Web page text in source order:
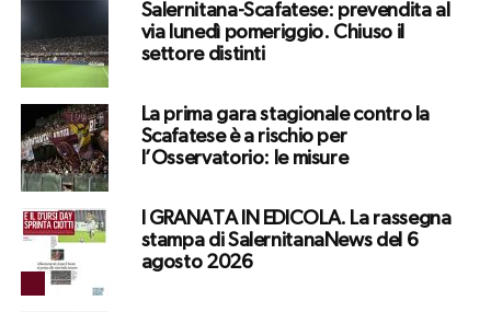
Salernitana-Scafatese: prevendita al
via lunedì pomeriggio. Chiuso il
settore distinti
La prima gara stagionale contro la
Scafatese è a rischio per
l’Osservatorio: le misure
I GRANATA IN EDICOLA. La rassegna
stampa di SalernitanaNews del 6
agosto 2026